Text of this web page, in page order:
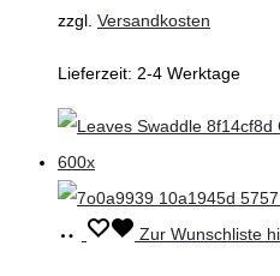
werden
zzgl. Versandkosten
Lieferzeit: 2-4 Werktage
In
Zur Wunschliste